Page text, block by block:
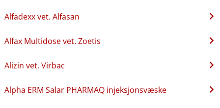
Alfadexx vet. Alfasan
Alfax Multidose vet. Zoetis
Alizin vet. Virbac
Alpha ERM Salar PHARMAQ injeksjonsvæske